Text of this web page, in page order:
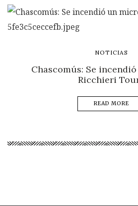
NOTICIAS
Chascomús: Se
Ricchieri
READ MORE